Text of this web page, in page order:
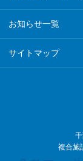
お知らせ一覧
サイトマップ
複合施